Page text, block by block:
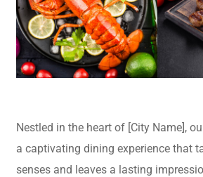
Nestled in the heart of [City Name],
a captivating dining experience that
senses and leaves a lasting